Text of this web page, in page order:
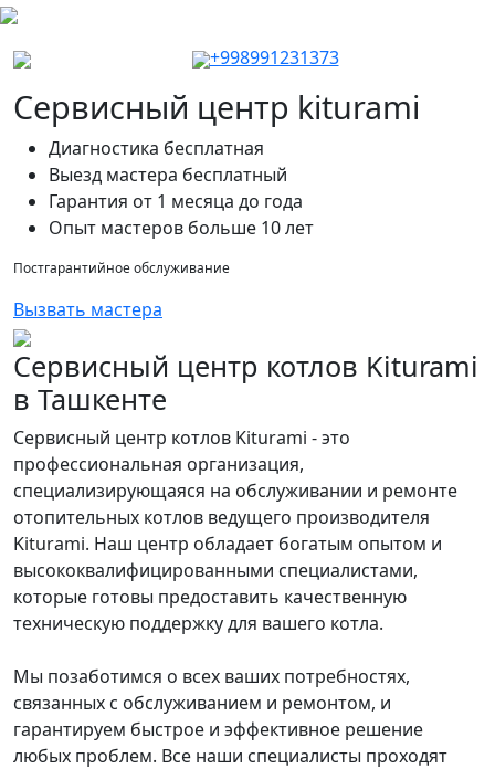
+998991231373
Сервисный центр kiturami
Диагностика бесплатная
Выезд мастера бесплатный
Гарантия от 1 месяца до года
Опыт мастеров больше 10 лет
Постгарантийное обслуживание
Вызвать мастера
Сервисный центр котлов Kiturami
в Ташкенте
Сервисный центр котлов Kiturami - это
профессиональная организация,
специализирующаяся на обслуживании и ремонте
отопительных котлов ведущего производителя
Kiturami. Наш центр обладает богатым опытом и
высококвалифицированными специалистами,
которые готовы предоставить качественную
техническую поддержку для вашего котла.
Мы позаботимся о всех ваших потребностях,
связанных с обслуживанием и ремонтом, и
гарантируем быстрое и эффективное решение
любых проблем. Все наши специалисты проходят